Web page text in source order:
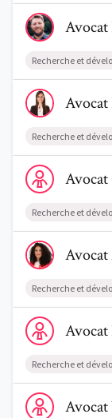
Voir le profil de
Avocat
Recherche et
Voir le profil de
Avocat
Recherche et
Voir le profil de
Avocat
Recherche et
Voir le profil de
Avocat
Recherche et
Voir le profil de
Avocat
Recherche et
Voir le profil de
Avocat